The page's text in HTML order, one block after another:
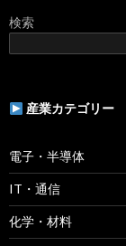
検索
産業カテゴリー
電子・半導体
IT・通信
化学・材料